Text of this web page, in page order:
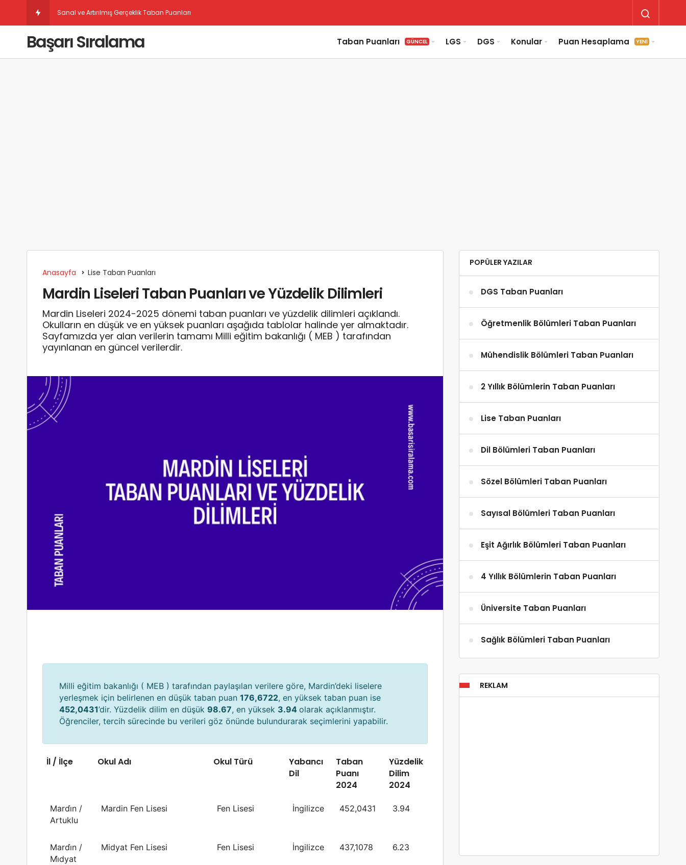
Sanal ve Artırılmış Gerçeklik Taban Puanları
Başarı Sıralama Taban Puanları GÜNCEL LGS DGS Konular Puan Hesaplama YENİ
Anasayfa Lise Taban Puanları
Mardin Liseleri Taban Puanları ve Yüzdelik Dilimleri
Mardin Liseleri 2024-2025 dönemi taban puanları ve yüzdelik dilimleri açıklandı.
Okulların en düşük ve en yüksek puanları aşağıda tablolar halinde yer almaktadır.
Sayfamızda yer alan verilerin tamamı Milli eğitim bakanlığı ( MEB ) tarafından
yayınlanan en güncel verilerdir.
Milli eğitim bakanlığı ( MEB ) tarafından paylaşılan verilere göre, Mardin’deki liselere
yerleşmek için belirlenen en düşük taban puan 176,6722, en yüksek taban puan ise
452,0431’dir. Yüzdelik dilim en düşük 98.67, en yüksek 3.94 olarak açıklanmıştır.
Öğrenciler, tercih sürecinde bu verileri göz önünde bulundurarak seçimlerini yapabilir.
İl / İlçe Okul Adı Okul Türü
Yabancı
Dil
Taban
Puanı
2024
Yüzdelik
Dilim
2024
Mardi̇n /
Artuklu
Mardin Fen Lisesi Fen Lisesi İngilizce 452,0431 3.94
Mardi̇n /
Mi̇dyat
Midyat Fen Lisesi Fen Lisesi İngilizce 437,1078 6.23
POPÜLER YAZILAR
DGS Taban Puanları
Öğretmenlik Bölümleri Taban Puanları
Mühendislik Bölümleri Taban Puanları
2 Yıllık Bölümlerin Taban Puanları
Lise Taban Puanları
Dil Bölümleri Taban Puanları
Sözel Bölümleri Taban Puanları
Sayısal Bölümleri Taban Puanları
Eşit Ağırlık Bölümleri Taban Puanları
4 Yıllık Bölümlerin Taban Puanları
Üniversite Taban Puanları
Sağlık Bölümleri Taban Puanları
REKLAM